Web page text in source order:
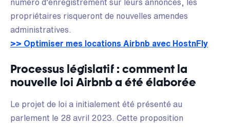
numéro d’enregistrement sur leurs annonces, les
propriétaires risqueront de nouvelles amendes
administratives.
>> Optimiser mes locations Airbnb avec HostnFly
Processus législatif : comment la
nouvelle loi Airbnb a été élaborée
Le projet de loi a initialement été présenté au
parlement le 28 avril 2023. Cette proposition